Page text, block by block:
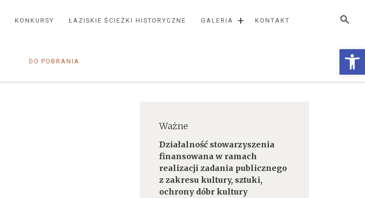
SZUKAJ
KONKURSY ŁAZISKIE ŚCIEŻKI HISTORYCZNE GALERIA + KONTAKT
DO POBRANIA
Ważne
Działalność stowarzyszenia
finansowana w ramach
realizacji zadania publicznego
z zakresu kultury, sztuki,
ochrony dóbr kultury